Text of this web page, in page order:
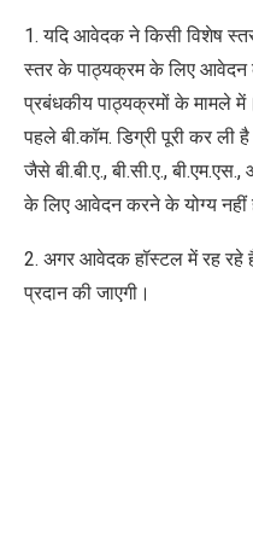
1. यदि आवेदक ने किसी विशेष
स्तर के पाठ्यक्रम के लिए आवेदन
प्रबंधकीय पाठ्यक्रमों के मामले
पहले बी.कॉम. डिग्री पूरी कर
जैसे बी.बी.ए., बी.सी.ए.,
के लिए आवेदन करने के योग्य नहीं
2. अगर आवेदक हॉस्टल में रह रहे
प्रदान की जाएगी।